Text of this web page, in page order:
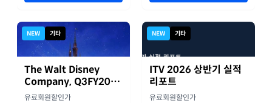
NEW 기타
The Walt Disney
Company, Q3FY2026
실적자료
유료회원할인가
NEW 기타
ITV 2026 상반기 실적
리포트
유료회원할인가